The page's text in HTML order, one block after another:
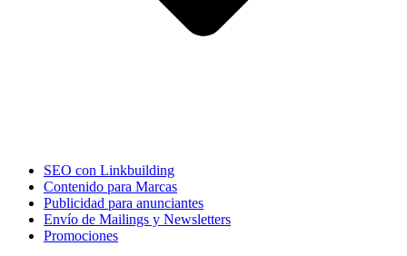
SEO con Linkbuilding
Contenido para Marcas
Publicidad para anunciantes
Envío de Mailings y Newsletters
Promociones